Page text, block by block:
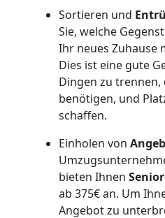
Sortieren und
Sie, welche
Ihr neues Zuhause
Dies ist eine gute
Dingen zu trennen,
benötigen, und
schaffen.
Einholen von
bieten Ihnen
ab 375€ an. Um
Angebot zu
Mann
Leonding